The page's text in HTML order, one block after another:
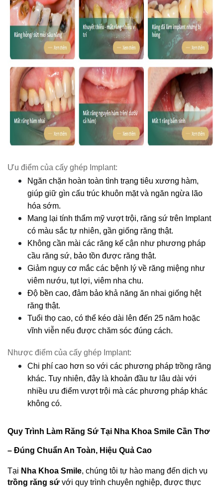
Ưu điểm của cấy ghép Implant:
Ngăn chặn hoàn toàn tình trạng tiêu xương hàm,
giúp giữ gìn cấu trúc khuôn mặt và ngăn ngừa lão
hóa sớm.
Mang lại tính thẩm mỹ vượt trội, răng sứ trên Implant
có màu sắc tự nhiên, gần giống răng thật.
Không cần mài các răng kế cận như phương pháp
cầu răng sứ, bảo tồn được răng thật.
Giảm nguy cơ mắc các bệnh lý về răng miệng như
viêm nướu, tụt lợi, viêm nha chu.
Độ bền cao, đảm bảo khả năng ăn nhai giống hệt
răng thật.
Tuổi thọ cao, có thể kéo dài lên đến 25 năm hoặc
vĩnh viễn nếu được chăm sóc đúng cách.
Nhược điểm của cấy ghép Implant:
Chi phí cao hơn so với các phương pháp trồng răng
khác. Tuy nhiên, đây là khoản đầu tư lâu dài với
nhiều ưu điểm vượt trội mà các phương pháp khác
không có.
Quy Trình Làm Răng Sứ Tại Nha Khoa Smile Cần Thơ
– Đúng Chuẩn An Toàn, Hiệu Quả Cao
Tại Nha Khoa Smile
trồng răng sứ với quy trình chuyên nghiệp, được thực